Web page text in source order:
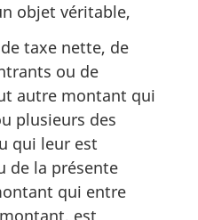
objet véritable,
taxe nette, de
ou de
autre montant qui
plusieurs des
qui leur est
de la présente
qui entre
est